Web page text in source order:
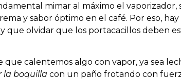
mimar al máximo el vaporizador,
y sabor óptimo en el café. Por eso,
que olvidar que los portacacillos deben
que calentemos algo con vapor, ya sea
la boquilla con un paño frotando con